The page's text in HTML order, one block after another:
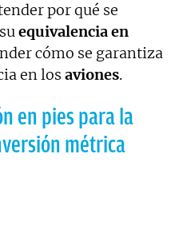
por qué se
equivalencia en
cómo se garantiza
en los aviones.
en pies para la
métrica